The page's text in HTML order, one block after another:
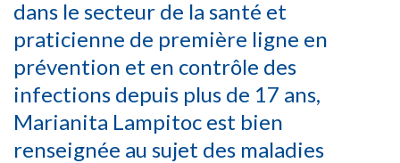
dans le secteur de la santé et
praticienne de première ligne en
prévention et en contrôle des
infections depuis plus de 17 ans,
Marianita Lampitoc est bien
renseignée au sujet des maladies